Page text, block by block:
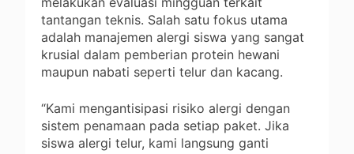
tantangan teknis. Salah satu fokus utama
adalah manajemen alergi siswa yang sangat
krusial dalam pemberian protein hewani
maupun nabati seperti telur dan kacang.
“Kami mengantisipasi risiko alergi dengan
sistem penamaan pada setiap paket. Jika
siswa alergi telur, kami langsung ganti